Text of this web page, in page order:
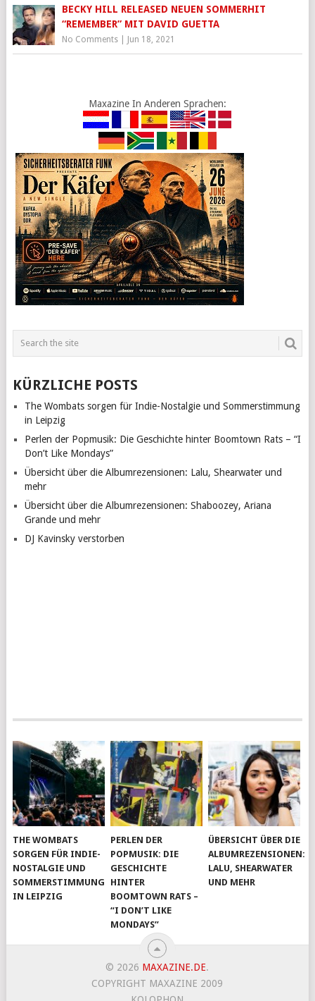
BECKY HILL RELEASED NEUEN SOMMERHIT
“REMEMBER” MIT DAVID GUETTA
No Comments| Jun 18, 2021
Maxazine In Anderen Sprachen:
KÜRZLICHE POSTS
The Wombats sorgen für Indie-Nostalgie und Sommerstimmung
in Leipzig
Perlen der Popmusik: Die Geschichte hinter Boomtown Rats – “I
Don’t Like Mondays”
Übersicht über die Albumrezensionen: Lalu, Shearwater und
mehr
Übersicht über die Albumrezensionen: Shaboozey, Ariana
Grande und mehr
DJ Kavinsky verstorben
THE WOMBATS
SORGEN FÜR INDIE-
NOSTALGIE UND
SOMMERSTIMMUNG
IN LEIPZIG
PERLEN DER
POPMUSIK: DIE
GESCHICHTE
HINTER
BOOMTOWN RATS –
“I DON’T LIKE
MONDAYS”
ÜBERSICHT ÜBER DIE
ALBUMREZENSIONEN:
LALU, SHEARWATER
UND MEHR
© 2026 MAXAZINE.DE.
COPYRIGHT MAXAZINE 2009